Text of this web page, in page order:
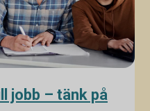
jobb – tänk på